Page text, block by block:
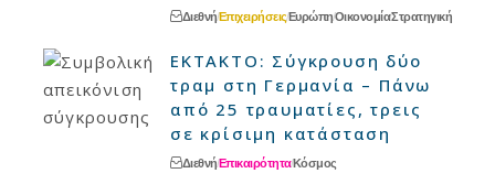
ΔιεθνήΕπιχειρήσειςΕυρώπηΟικονομίαΣτρατηγική
ΕΚΤΑΚΤΟ: Σύγκρουση δύο
τραμ στη Γερμανία – Πάνω
από 25 τραυματίες, τρεις
σε κρίσιμη κατάσταση
ΔιεθνήΕπικαιρότηταΚόσμος